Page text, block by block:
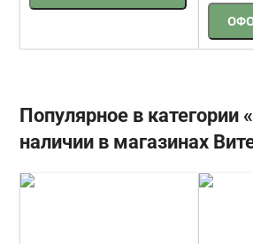
Популярное в категории
наличии в магазинах